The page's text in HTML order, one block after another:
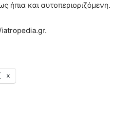
ήπια και αυτοπεριοριζόμενη.
X